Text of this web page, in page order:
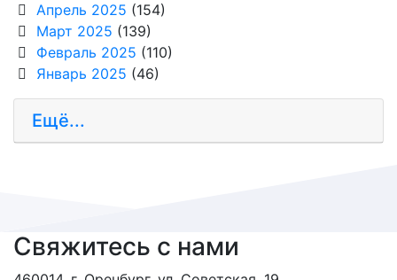
Апрель 2025 (154)
Март 2025 (139)
Февраль 2025 (110)
Январь 2025 (46)
Ещё...
Свяжитесь с нами